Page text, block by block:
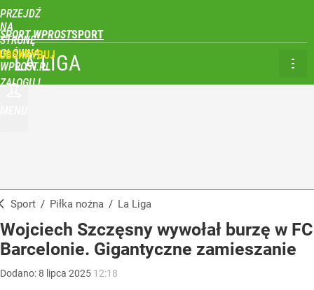
PRZEJDŹ
NA
STRONĘ
GŁÓWNĄ
WPROST.PL
SPORT WPROST
ZALOGUJ
LA LIGA
Sport / Piłka nożna / La Liga
Wojciech Szczęsny wywołał burzę w FC
Barcelonie. Gigantyczne zamieszanie
Dodano:8 lipca 2025 12:18